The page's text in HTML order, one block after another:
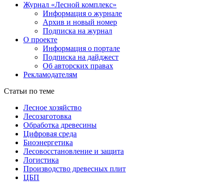
Журнал «Лесной комплекс»
Информация о журнале
Архив и новый номер
Подписка на журнал
О проекте
Информация о портале
Подписка на дайджест
Об авторских правах
Рекламодателям
Статьи по теме
Лесное хозяйство
Лесозаготовка
Обработка древесины
Цифровая среда
Биоэнергетика
Лесовосстановление и защита
Логистика
Производство древесных плит
ЦБП